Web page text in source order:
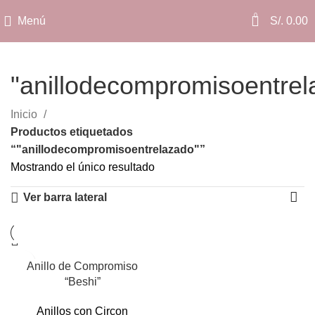
Menú 0 S/. 0.00
Inicio
Productos etiquetados
“"anillodecompromisoentrelazado"”
Mostrando el único resultado
Ver barra lateral
Anillo de Compromiso
“Beshi”
Anillos con Circon